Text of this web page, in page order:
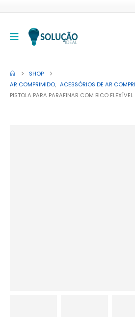
SHOP
AR COMPRIMIDO, ACESSÓRIOS DE AR
PISTOLA PARA PARAFINAR COM BICO